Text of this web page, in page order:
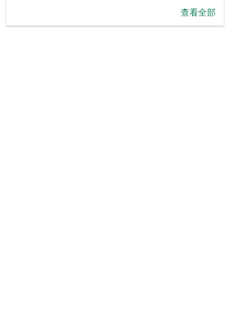
查看全部